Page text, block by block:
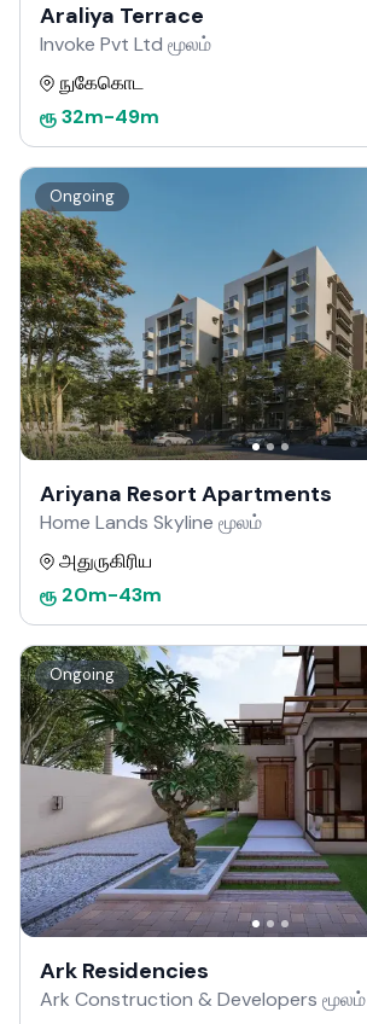
Araliya Terrace
Invoke Pvt Ltd மூலம்
நுகேகொட
ரூ32m-49m
Ongoing
Ariyana Resort Apartments
Home Lands Skyline மூலம்
அதுருகிரிய
ரூ 20m-43m
Ongoing
Ark Residencies
Ark Construction & Developers மூலம்